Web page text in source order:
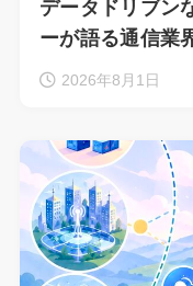
データドリブン
ーが語る通信業
2026年8月1日